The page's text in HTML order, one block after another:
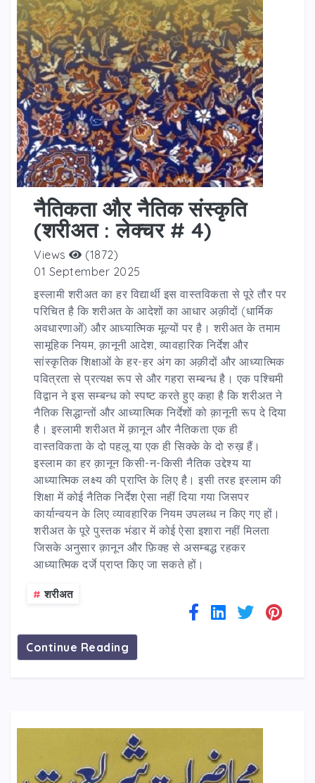
नैतिकता और नैतिक संस्कृति
(शरीअत : लेक्चर # 4)
Views
(1872)
01 September 2025
इस्लामी शरीअत का हर विद्यार्थी इस वास्तविकता से पूरे तौर पर
परिचित है कि शरीअत के आदेशों का आधार अक़ीदों (धार्मिक
अवधारणाओं) और आध्यात्मिक मूल्यों पर है। शरीअत के तमाम
सामूहिक नियम, क़ानूनी आदेश, व्यावहारिक निर्देश और
सांस्कृतिक शिक्षाओं के हर-हर अंग का अक़ीदों और आध्यात्मिक
पवित्रता से प्रत्यक्ष रूप से और गहरा सम्बन्ध है। एक पश्चिमी
विद्वान ने इस सम्बन्ध को स्पष्ट करते हुए कहा है कि शरीअत ने
नैतिक सिद्धान्तों और आध्यात्मिक निर्देशों को क़ानूनी रूप दे दिया
है। इस्लामी शरीअत में क़ानून और नैतिकता एक ही
वास्तविकता के दो पहलू या एक ही सिक्के के दो रुख़ हैं।
इस्लाम का हर क़ानून किसी-न-किसी नैतिक उद्देश्य या
आध्यात्मिक लक्ष्य की प्राप्ति के लिए है। इसी तरह इस्लाम की
शिक्षा में कोई नैतिक निर्देश ऐसा नहीं दिया गया जिसपर
कार्यान्वयन के लिए व्यावहारिक नियम उपलब्ध न किए गए हों।
शरीअत के पूरे पुस्तक भंडार में कोई ऐसा इशारा नहीं मिलता
जिसके अनुसार क़ानून और फ़िक्ह से असम्बद्ध रहकर
आध्यात्मिक दर्जे प्राप्त किए जा सकते हों।
# शरीअत
Continue Reading